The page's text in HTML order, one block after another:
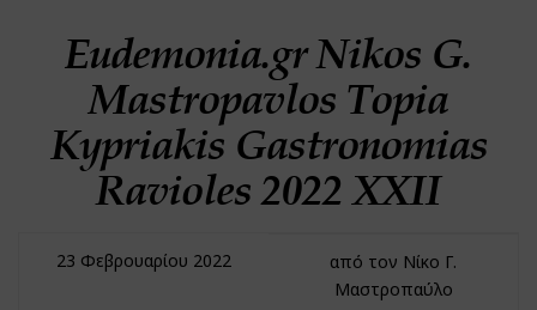
Eudemonia.gr Nikos G.
Mastropavlos Topia
Kypriakis Gastronomias
Ravioles 2022 XXII
23 Φεβρουαρίου 2022
από τον Νίκο Γ.
Μαστροπαύλο